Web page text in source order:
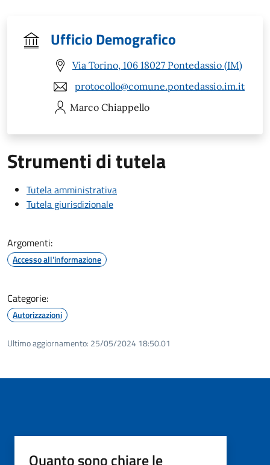
Ufficio Demografico
Via Torino, 106 18027 Pontedassio (IM)
protocollo@comune.pontedassio.im.it
Marco Chiappello
Strumenti di tutela
Tutela amministrativa
Tutela giurisdizionale
Argomenti:
Accesso all'informazione
Categorie:
Autorizzazioni
Ultimo aggiornamento: 25/05/2024 18:50.01
Quanto sono chiare le